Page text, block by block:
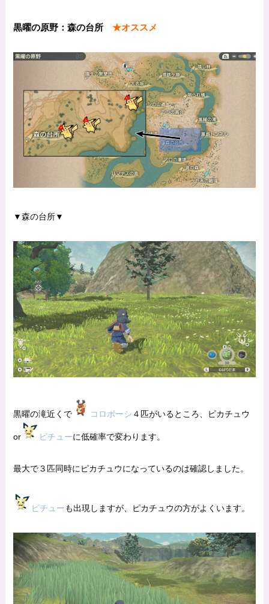
黒曜の原野：森の台所★オススメ
▼森の台所▼
黒曜の滝近くで コロボーシ ４匹がいるところ、ピカチュウ
or ピチューに低確率で変わります。
最大で３匹同時にピカチュウになっているのは確認しました。
ピチューも出現しますが、ピカチュウの方がよくいます。